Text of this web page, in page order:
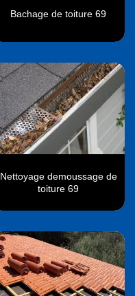
Bachage de toiture 69
Nettoyage demoussage de
toiture 69